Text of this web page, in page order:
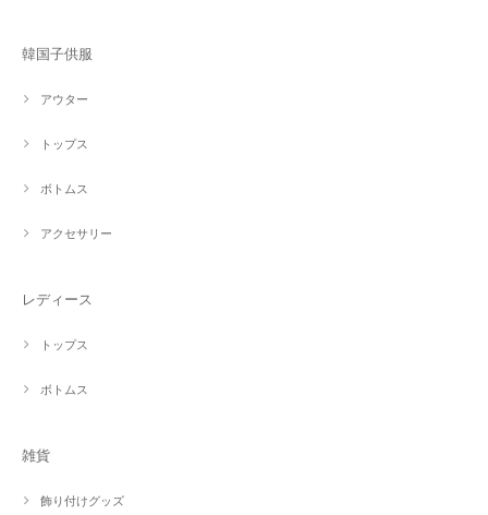
韓国子供服
アウター
トップス
ボトムス
アクセサリー
レディース
トップス
ボトムス
雑貨
飾り付けグッズ